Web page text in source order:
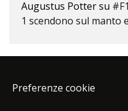
Augustus Pottersu
1 scendono sul manto
Preferenze cookie